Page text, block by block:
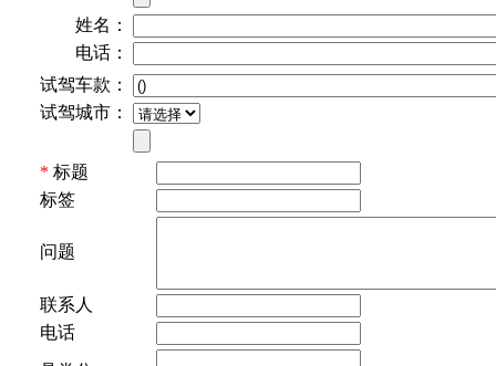
姓名：
电话：
试驾车款：
试驾城市：
* 标题
标签
问题
联系人
电话